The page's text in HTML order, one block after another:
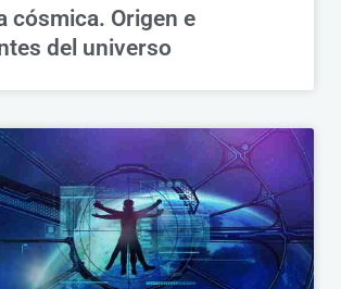
cósmica. Origen e
del universo